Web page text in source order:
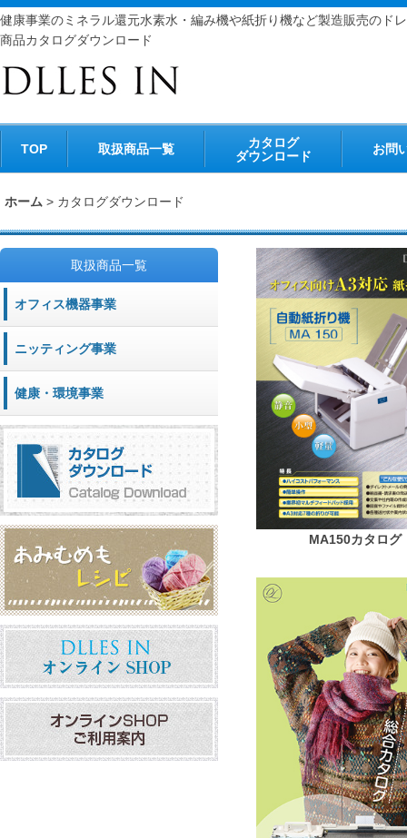
健康事業のミネラル還元水素水・編み機や紙折り機など製造販売のド
商品カタログダウンロード
TOP 取扱商品一覧
カタログ
ダウンロード
お問
ホーム > カタログダウンロード
取扱商品一覧
オフィス機器事業
ニッティング事業
健康・環境事業
MA150カタログ